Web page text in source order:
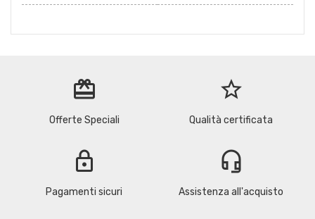
redeem
Offerte Speciali
star_border
Qualità certificata
lock
Pagamenti sicuri
headset_mic
Assistenza all'acquisto